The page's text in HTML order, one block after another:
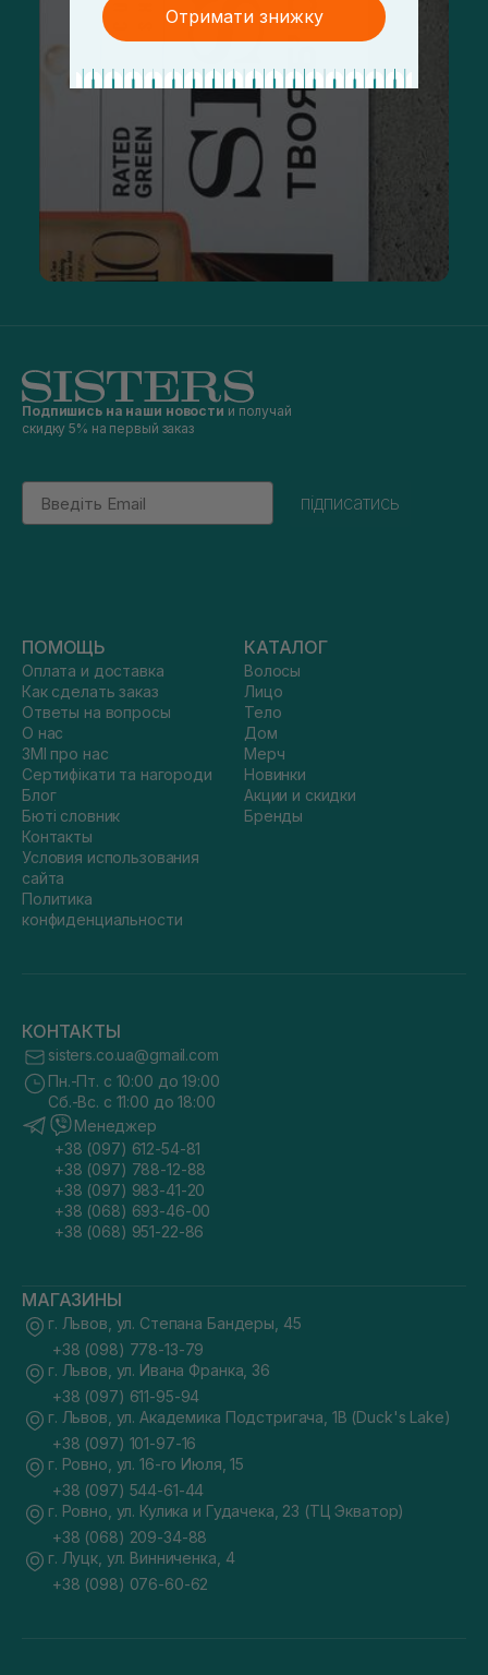
Подпишись на наши новости и получай
скидку 5% на первый заказ
Email
підписатись
ПОМОЩЬ
Оплата и доставка
Как сделать заказ
Ответы на вопросы
О нас
ЗМІ про нас
Сертифікати та нагороди
Блог
Бюті словник
Контакты
Условия использования
сайта
Политика
конфиденциальности
КАТАЛОГ
Волосы
Лицо
Тело
Дом
Мерч
Новинки
Акции и скидки
Бренды
КОНТАКТЫ
sisters.co.ua@gmail.com
Пн.-Пт. с 10:00 до 19:00
Сб.-Вс. с 11:00 до 18:00
Менеджер
+38 (097) 612-54-81
+38 (097) 788-12-88
+38 (097) 983-41-20
+38 (068) 693-46-00
+38 (068) 951-22-86
МАГАЗИНЫ
г. Львов, ул. Степана Бандеры, 45
+38 (098) 778-13-79
г. Львов, ул. Ивана Франка, 36
+38 (097) 611-95-94
г. Львов, ул. Академика Подстригача, 1В (Duck's Lake)
+38 (097) 101-97-16
г. Ровно, ул. 16-го Июля, 15
+38 (097) 544-61-44
г. Ровно, ул. Кулика и Гудачека, 23 (ТЦ Экватор)
+38 (068) 209-34-88
г. Луцк, ул. Винниченка, 4
+38 (098) 076-60-62
Отримати знижку